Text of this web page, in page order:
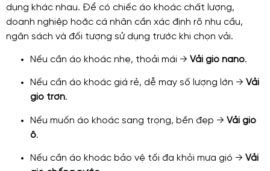
dụng khác nhau. Để có chiếc áo khoác chất lượng,
doanh nghiệp hoặc cá nhân cần xác định rõ nhu cầu,
ngân sách và đối tượng sử dụng trước khi chọn vải.
Nếu cần áo khoác nhẹ, thoải mái → Vải gió nano.
Nếu cần áo khoác giá rẻ, dễ may số lượng lớn → Vải
gió trơn.
Nếu muốn áo khoác sang trọng, bền đẹp → Vải gió
ô.
Nếu cần áo khoác bảo vệ tối đa khỏi mưa gió → Vải